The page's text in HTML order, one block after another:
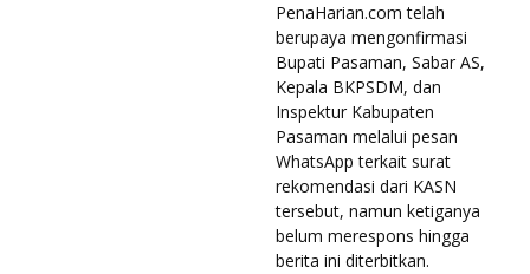
PenaHarian.com telah
berupaya mengonfirmasi
Bupati Pasaman, Sabar AS,
Kepala BKPSDM, dan
Inspektur Kabupaten
Pasaman melalui pesan
WhatsApp terkait surat
rekomendasi dari KASN
tersebut, namun ketiganya
belum merespons hingga
berita ini diterbitkan.